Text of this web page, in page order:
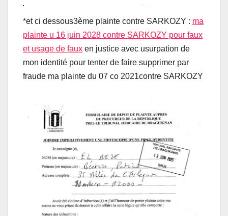
*et ci dessous3ème plainte contre SARKOZY : ma
plainte u 16 juin 2028 contre SARKOZY pour faux
et usage de faux en justice avec usurpation de
mon identité pour tenter de faire supprimer par
fraude ma plainte du 07 co 2021contre SARKOZY